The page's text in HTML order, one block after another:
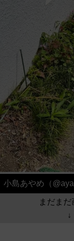
小島あやめ（
まだまだ